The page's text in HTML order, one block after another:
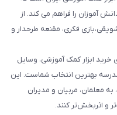
آموزان را فراهم می کند. از
فکری، مقنعه طرحدار و
ابزار کمک آموزشی، وسایل
بهترین انتخاب شماست. این
معلمان، مربیان و مدیران
و اثربخش‌تر کنند.